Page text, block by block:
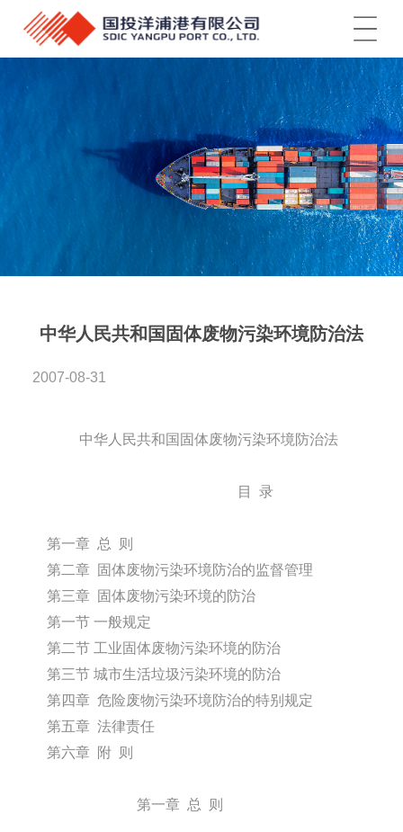
菜单
中华人民共和国固体废物污染环境防治法
2007-08-31
中华人民共和国固体废物污染环境防治法
目 录
第一章 总
则
第二章 固体废物污染环境防治的监督管理
第三章 固体废物污染环境的防治
第一节 一般规定
第二节 工业固体废物污染环境的防治
第三节 城市生活垃圾污染环境的防治
第四章 危险废物污染环境防治的特别规定
第五章 法律责任
第六章 附 则
第一章 总 则